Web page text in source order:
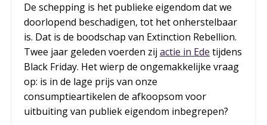
De schepping is het publieke eigendom dat we
doorlopend beschadigen, tot het onherstelbaar
is. Dat is de boodschap van Extinction Rebellion.
Twee jaar geleden voerden zij actie in Ede tijdens
Black Friday. Het wierp de ongemakkelijke vraag
op: is in de lage prijs van onze
consumptieartikelen de afkoopsom voor
uitbuiting van publiek eigendom inbegrepen?